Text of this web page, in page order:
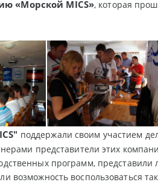
«Морской MICS», которая
поддержали своим участием
представители этих
программ,
возможность воспользоваться